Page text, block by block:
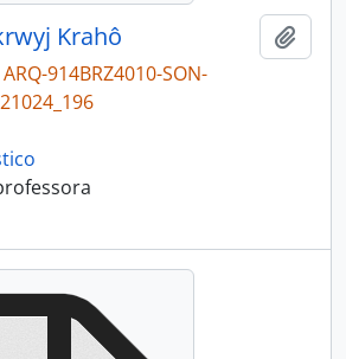
Krahô
ARQ-914BRZ4010-SON-